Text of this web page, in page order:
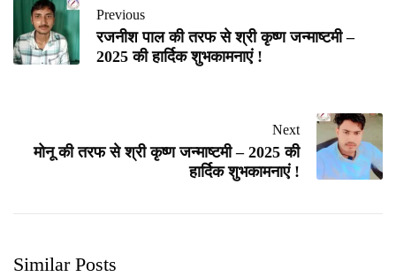
Previous
रजनीश पाल की तरफ से श्री कृष्ण जन्माष्टमी –
2025 की हार्दिक शुभकामनाएं !
Next
मोनू की तरफ से श्री कृष्ण जन्माष्टमी – 2025 की
हार्दिक शुभकामनाएं !
Similar Posts